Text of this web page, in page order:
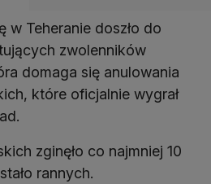
w Teheranie doszło do
zwolenników
domaga się anulowania
które oficjalnie wygrał
zginęło co najmniej 10
rannych.